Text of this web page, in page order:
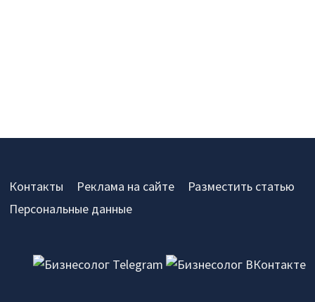
Контакты Реклама на сайте
Разместить статью
Персональные данные